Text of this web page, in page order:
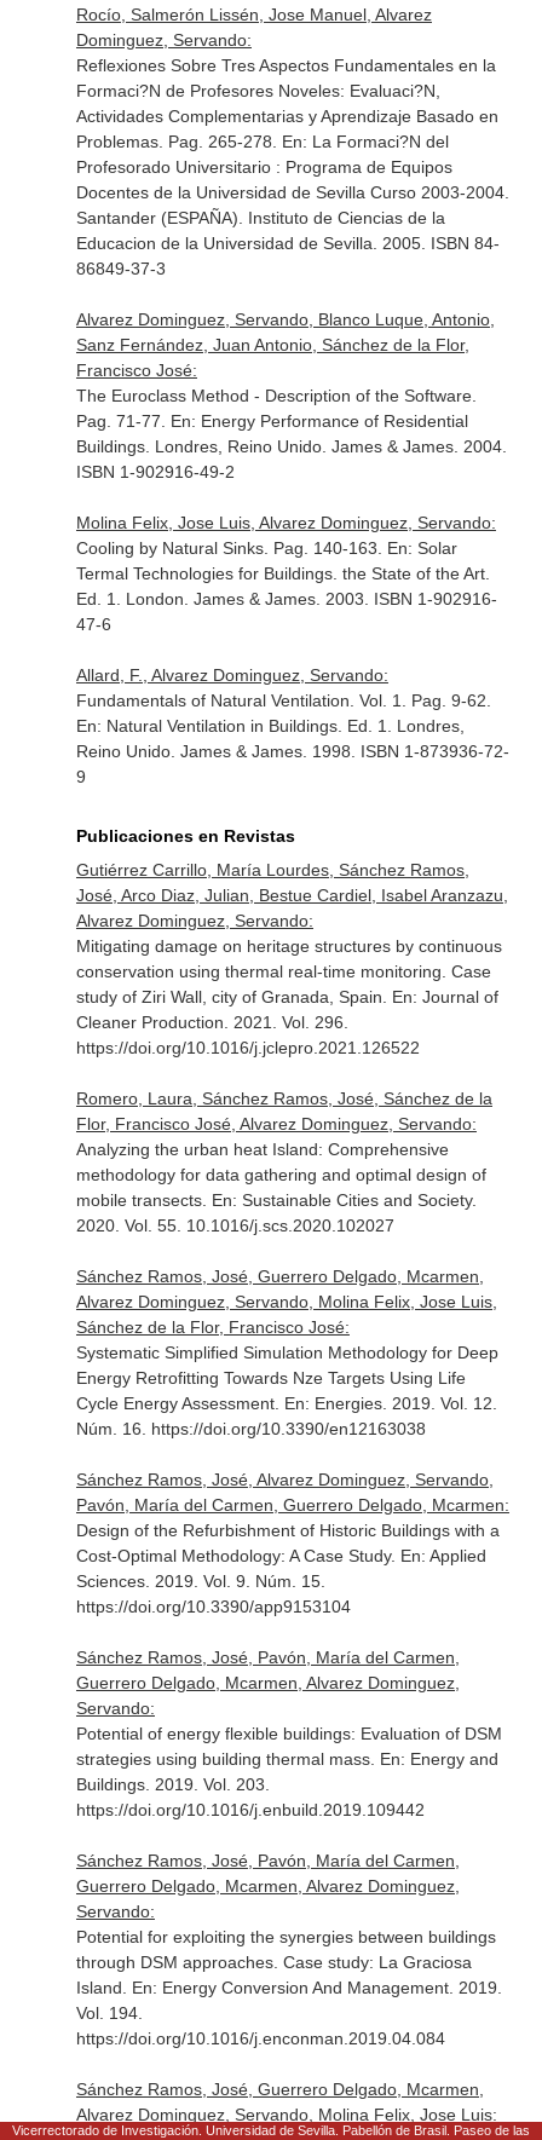
Rocío, Salmerón Lissén, Jose Manuel, Alvarez
Dominguez, Servando:
Reflexiones Sobre Tres Aspectos Fundamentales en la
Formaci?N de Profesores Noveles: Evaluaci?N,
Actividades Complementarias y Aprendizaje Basado en
Problemas. Pag. 265-278. En: La Formaci?N del
Profesorado Universitario : Programa de Equipos
Docentes de la Universidad de Sevilla Curso 2003-2004.
Santander (ESPAÑA). Instituto de Ciencias de la
Educacion de la Universidad de Sevilla. 2005. ISBN 84-
86849-37-3
Alvarez Dominguez, Servando, Blanco Luque, Antonio,
Sanz Fernández, Juan Antonio, Sánchez de la Flor,
Francisco José:
The Euroclass Method - Description of the Software.
Pag. 71-77. En: Energy Performance of Residential
Buildings. Londres, Reino Unido. James & James. 2004.
ISBN 1-902916-49-2
Molina Felix, Jose Luis, Alvarez Dominguez, Servando:
Cooling by Natural Sinks. Pag. 140-163. En: Solar
Termal Technologies for Buildings. the State of the Art.
Ed. 1. London. James & James. 2003. ISBN 1-902916-
47-6
Allard, F., Alvarez Dominguez, Servando:
Fundamentals of Natural Ventilation. Vol. 1. Pag. 9-62.
En: Natural Ventilation in Buildings. Ed. 1. Londres,
Reino Unido. James & James. 1998. ISBN 1-873936-72-
9
Publicaciones en Revistas
Gutiérrez Carrillo, María Lourdes, Sánchez Ramos,
José, Arco Diaz, Julian, Bestue Cardiel, Isabel Aranzazu,
Alvarez Dominguez, Servando:
Mitigating damage on heritage structures by continuous
conservation using thermal real-time monitoring. Case
study of Ziri Wall, city of Granada, Spain. En: Journal of
Cleaner Production . 2021. Vol. 296.
https://doi.org/10.1016/j.jclepro.2021.126522
Romero, Laura, Sánchez Ramos, José, Sánchez de la
Flor, Francisco José, Alvarez Dominguez, Servando:
Analyzing the urban heat Island: Comprehensive
methodology for data gathering and optimal design of
mobile transects. En: Sustainable Cities and Society.
2020. Vol. 55. 10.1016/j.scs.2020.102027
Sánchez Ramos, José, Guerrero Delgado, Mcarmen,
Alvarez Dominguez, Servando, Molina Felix, Jose Luis,
Sánchez de la Flor, Francisco José:
Systematic Simplified Simulation Methodology for Deep
Energy Retrofitting Towards Nze Targets Using Life
Cycle Energy Assessment. En: Energies. 2019. Vol. 12.
Núm. 16. https://doi.org/10.3390/en12163038
Sánchez Ramos, José, Alvarez Dominguez, Servando,
Pavón, María del Carmen, Guerrero Delgado, Mcarmen:
Design of the Refurbishment of Historic Buildings with a
Cost-Optimal Methodology: A Case Study. En: Applied
Sciences. 2019. Vol. 9. Núm. 15.
https://doi.org/10.3390/app9153104
Sánchez Ramos, José, Pavón, María del Carmen,
Guerrero Delgado, Mcarmen, Alvarez Dominguez,
Servando:
Potential of energy flexible buildings: Evaluation of DSM
strategies using building thermal mass. En: Energy and
Buildings. 2019. Vol. 203.
https://doi.org/10.1016/j.enbuild.2019.109442
Sánchez Ramos, José, Pavón, María del Carmen,
Guerrero Delgado, Mcarmen, Alvarez Dominguez,
Servando:
Potential for exploiting the synergies between buildings
through DSM approaches. Case study: La Graciosa
Island. En: Energy Conversion And Management. 2019.
Vol. 194.
https://doi.org/10.1016/j.enconman.2019.04.084
Sánchez Ramos, José, Guerrero Delgado, Mcarmen,
Alvarez Dominguez, Servando, Molina Felix, Jose Luis:
Vicerrectorado de Investigación. Universidad de Sevilla. Pabellón de Brasil. Paseo de las